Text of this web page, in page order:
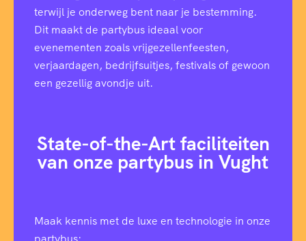
terwijl je onderweg bent naar je bestemming.
Dit maakt de partybus ideaal voor
evenementen zoals vrijgezellenfeesten,
verjaardagen, bedrijfsuitjes, festivals of gewoon
een gezellig avondje uit.
State-of-the-Art faciliteiten
van onze partybus in Vught
Maak kennis met de luxe en technologie in onze